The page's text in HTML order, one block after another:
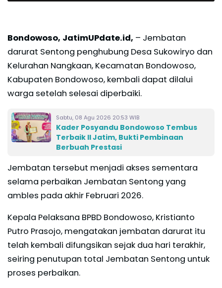
Bondowoso, JatimUPdate.id, – Jembatan
darurat Sentong penghubung Desa Sukowiryo dan
Kelurahan Nangkaan, Kecamatan Bondowoso,
Kabupaten Bondowoso, kembali dapat dilalui
warga setelah selesai diperbaiki.
Sabtu, 08 Agu 2026 20:53 WIB
Kader Posyandu Bondowoso Tembus
Terbaik II Jatim, Bukti Pembinaan
Berbuah Prestasi
Jembatan tersebut menjadi akses sementara
selama perbaikan Jembatan Sentong yang
ambles pada akhir Februari 2026.
Kepala Pelaksana BPBD Bondowoso, Kristianto
Putro Prasojo, mengatakan jembatan darurat itu
telah kembali difungsikan sejak dua hari terakhir,
seiring penutupan total Jembatan Sentong untuk
proses perbaikan.